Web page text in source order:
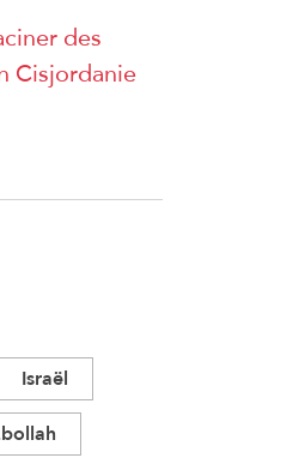
des
Cisjordanie
Israël